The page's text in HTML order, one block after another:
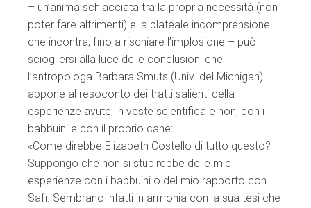
– un’anima schiacciata tra la propria necessità (non
poter fare altrimenti) e la plateale incomprensione
che incontra, fino a rischiare l’implosione – può
sciogliersi alla luce delle conclusioni che
l’antropologa Barbara Smuts (Univ. del Michigan)
appone al resoconto dei tratti salienti della
esperienze avute, in veste scientifica e non, con i
babbuini e con il proprio cane:
«Come direbbe Elizabeth Costello di tutto questo?
Suppongo che non si stupirebbe delle mie
esperienze con i babbuini o del mio rapporto con
Safi. Sembrano infatti in armonia con la sua tesi che